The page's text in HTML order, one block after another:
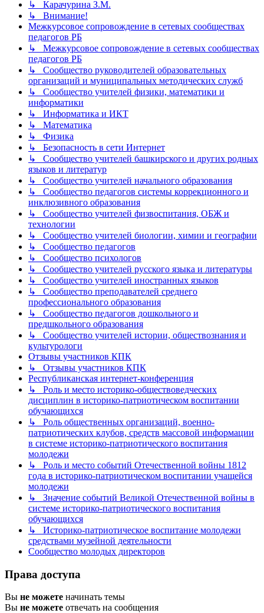
↳ Карачурина З.М.
↳ Внимание!
Межкурсовое сопровождение в сетевых сообществах
педагогов РБ
↳ Межкурсовое сопровождение в сетевых сообществах
педагогов РБ
↳ Сообщество руководителей образовательных
организаций и муниципальных методических служб
↳ Сообщество учителей физики, математики и
информатики
↳ Информатика и ИКТ
↳ Математика
↳ Физика
↳ Безопасность в сети Интернет
↳ Сообщество учителей башкирского и других родных
языков и литератур
↳ Сообщество учителей начального образования
↳ Сообщество педагогов системы коррекционного и
инклюзивного образования
↳ Сообщество учителей физвоспитания, ОБЖ и
технологии
↳ Сообщество учителей биологии, химии и географии
↳ Сообщество педагогов
↳ Сообщество психологов
↳ Сообщество учителей русского языка и литературы
↳ Сообщество учителей иностранных языков
↳ Сообщество преподавателей среднего
профессионального образования
↳ Сообщество педагогов дошкольного и
предшкольного образования
↳ Сообщество учителей истории, обществознания и
культурологи
Отзывы участников КПК
↳ Отзывы участников КПК
Республиканская интернет-конференция
↳ Роль и место историко-обществоведческих
дисциплин в историко-патриотическом воспитании
обучающихся
↳ Роль общественных организаций, военно-
патриотических клубов, средств массовой информации
в системе историко-патриотического воспитания
молодежи
↳ Роль и место событий Отечественной войны 1812
года в историко-патриотическом воспитании учащейся
молодежи
↳ Значение событий Великой Отечественной войны в
системе историко-патриотического воспитания
обучающихся
↳ Историко-патриотическое воспитание молодежи
средствами музейной деятельности
Сообщество молодых директоров
Права доступа
Вы не можете начинать темы
Вы не можете отвечать на сообщения